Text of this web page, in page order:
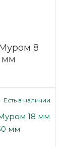
8
мм
Есть в наличии